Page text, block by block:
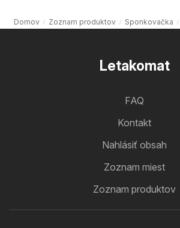
Domov Zoznam produktov Sponkovačka
Letakomat
FAQ
Kontakt
Nahlásiť obsah
Zoznam miest
Zoznam produktov